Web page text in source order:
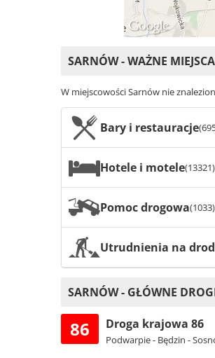
SARNÓW - WAŻNE
W miejscowości Sarnów nie
Bary i restauracje
Hotele i motele(13321)
Pomoc drogowa(1033)
Utrudnienia na
SARNÓW - GŁÓWNE
86 Droga krajowa 86
Podwarpie - Będzin -